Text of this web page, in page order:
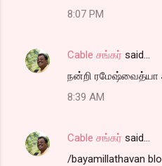
8:07 PM
Cable சங்கர் said…
நன்றி
8:39 AM
Cable சங்கர் said…
/bayamillathavan